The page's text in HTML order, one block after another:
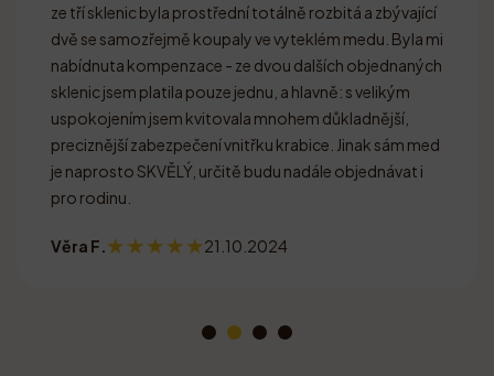
ze tří sklenic byla prostřední totálně rozbitá a zbývající
dvě se samozřejmě koupaly ve vyteklém medu. Byla mi
nabídnuta kompenzace - ze dvou dalších objednaných
sklenic jsem platila pouze jednu, a hlavně: s velikým
uspokojením jsem kvitovala mnohem důkladnější,
preciznější zabezpečení vnitřku krabice. Jinak sám med
je naprosto SKVĚLÝ, určitě budu nadále objednávat i
pro rodinu.
Věra F. 21.10.2024